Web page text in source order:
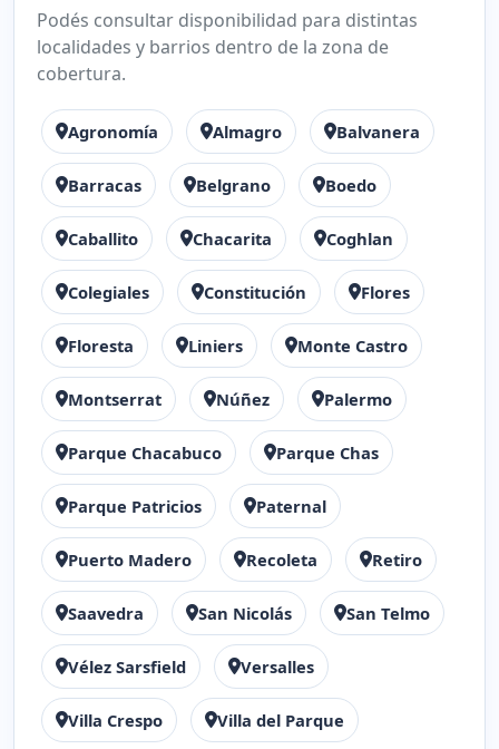
Podés consultar disponibilidad para distintas
localidades y barrios dentro de la zona de
cobertura.
Agronomía Almagro Balvanera
Barracas Belgrano Boedo
Caballito Chacarita Coghlan
Colegiales Constitución Flores
Floresta Liniers Monte Castro
Montserrat Núñez Palermo
Parque Chacabuco Parque Chas
Parque Patricios Paternal
Puerto Madero Recoleta Retiro
Saavedra San Nicolás San Telmo
Vélez Sarsfield Versalles
Villa Crespo Villa del Parque